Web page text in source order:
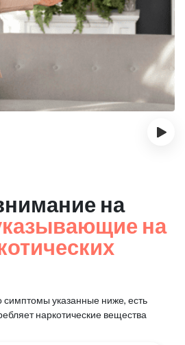
›
на
на
симптомы указанные ниже, есть
наркотические вещества